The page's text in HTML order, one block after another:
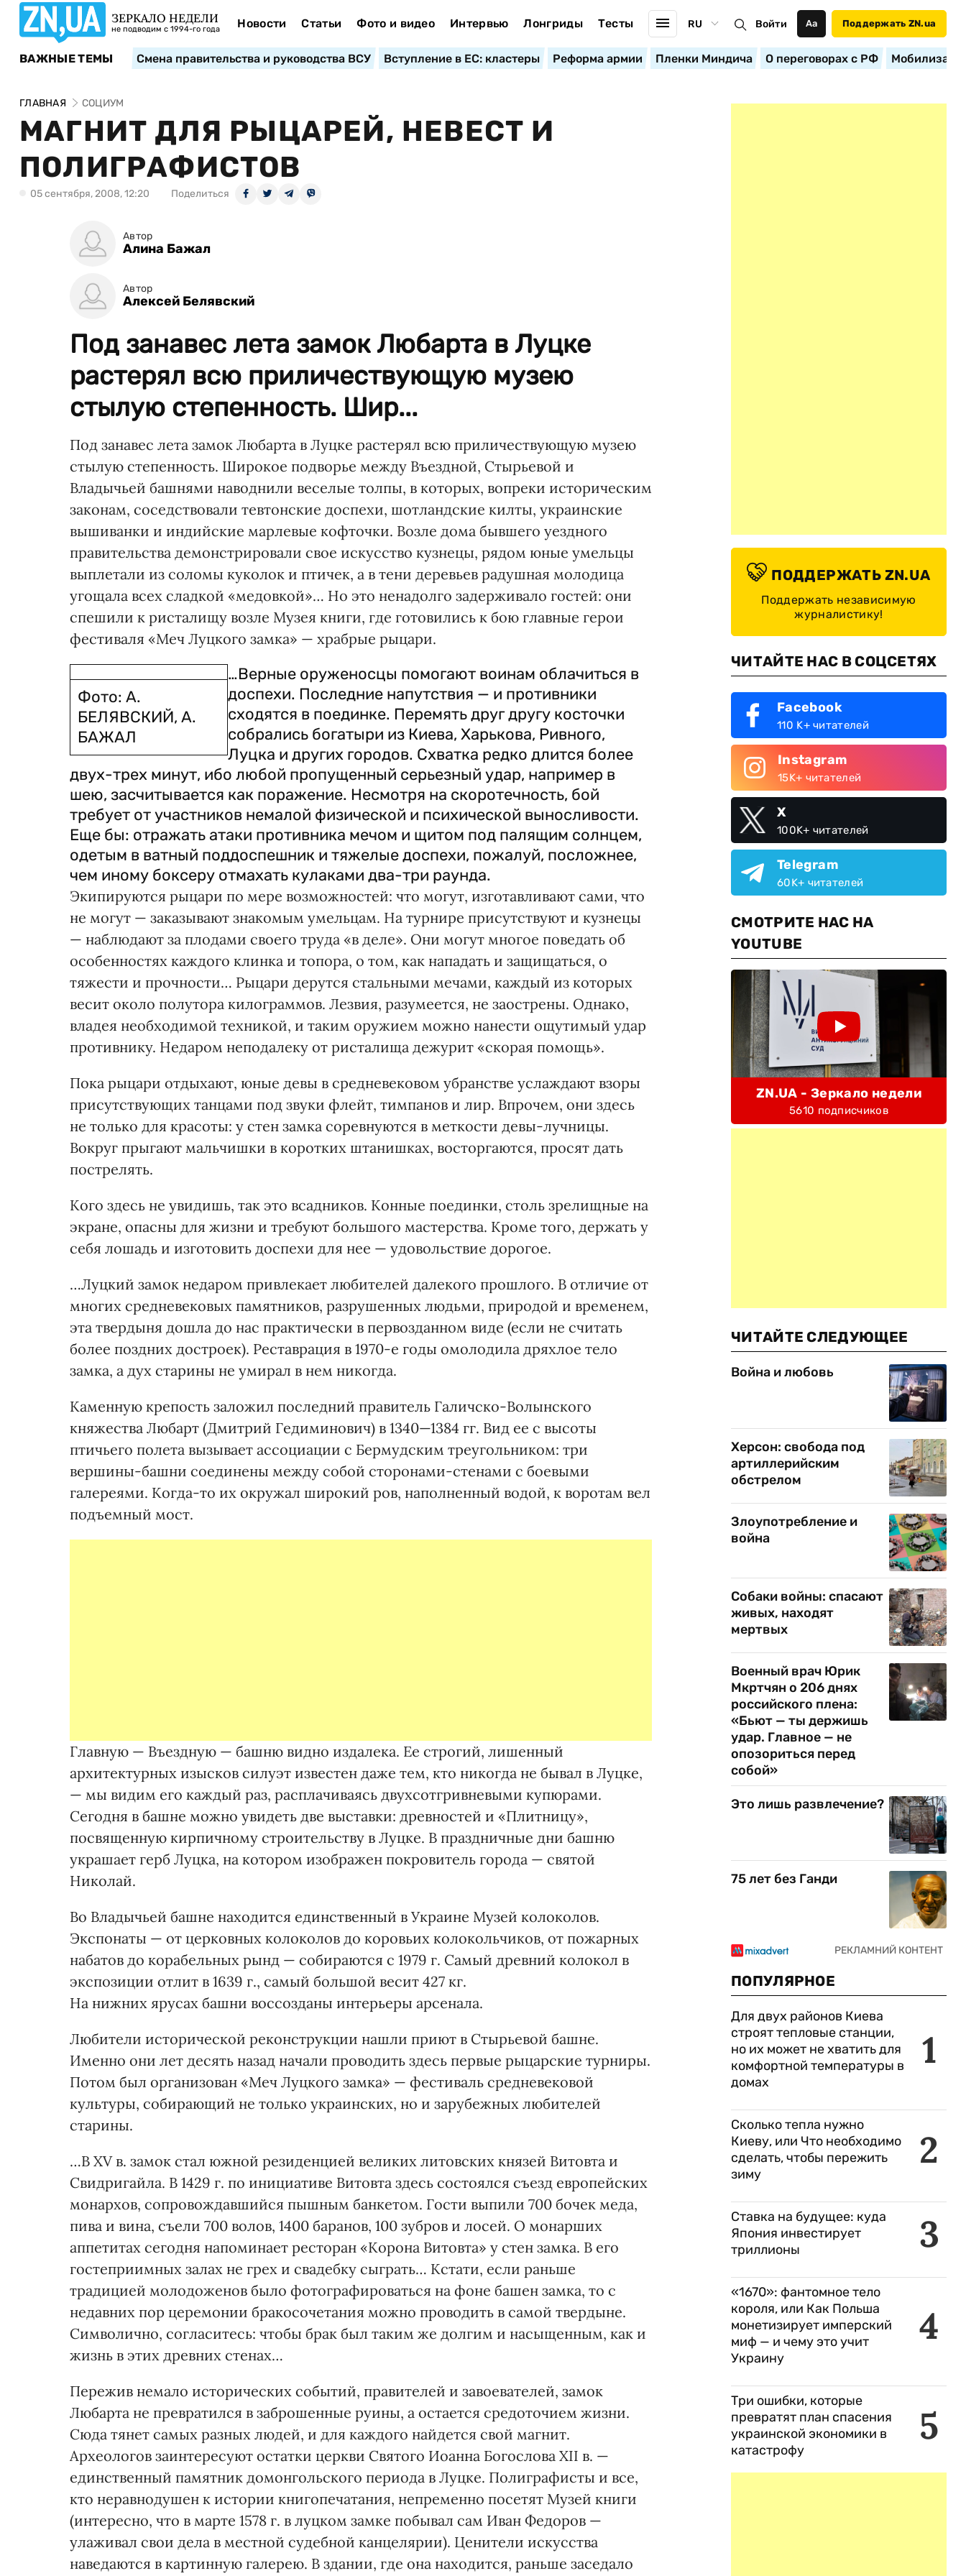
ЗЕРКАЛО НЕДЕЛИ
не подводим с 1994-го года Новости Статьи Фото и видео Интервью Лонгриды Тесты RU Войти Аа Поддержать ZN.ua
ВАЖНЫЕ ТЕМЫ Смена правительства и руководства ВСУ Вступление в ЕС: кластеры Реформа армии Пленки Миндича О переговорах с РФ
ГЛАВНАЯ СОЦИУМ
МАГНИТ ДЛЯ РЫЦАРЕЙ, НЕВЕСТ И
ПОЛИГРАФИСТОВ
05 сентября, 2008, 12:20 Поделиться
Автор
Алина Бажал
Автор
Алексей Белявский
Под занавес лета замок Любарта в Луцке
растерял всю приличествующую музею
стылую степенность. Шир...
Под занавес лета замок Любарта в Луцке растерял всю приличествующую музею
стылую степенность. Широкое подворье между Въездной, Стырьевой и
Владычьей башнями наводнили веселые толпы, в которых, вопреки историческим
законам, соседствовали тевтонские доспехи, шотландские килты, украинские
вышиванки и индийские марлевые кофточки. Возле дома бывшего уездного
правительства демонстрировали свое искусство кузнецы, рядом юные умельцы
выплетали из соломы куколок и птичек, а в тени деревьев радушная молодица
угощала всех сладкой «медовкой»… Но это ненадолго задерживало гостей: они
спешили к ристалищу возле Музея книги, где готовились к бою главные герои
фестиваля «Меч Луцкого замка» — храбрые рыцари.
Фото: А.
БЕЛЯВСКИЙ, А.
БАЖАЛ
…Верные оруженосцы помогают воинам облачиться в
доспехи. Последние напутствия — и противники
сходятся в поединке. Перемять друг другу косточки
собрались богатыри из Киева, Харькова, Ривного,
Луцка и других городов. Схватка редко длится более
двух-трех минут, ибо любой пропущенный серьезный удар, например в
шею, засчитывается как поражение. Несмотря на скоротечность, бой
требует от участников немалой физической и психической выносливости.
Еще бы: отражать атаки противника мечом и щитом под палящим солнцем,
одетым в ватный поддоспешник и тяжелые доспехи, пожалуй, посложнее,
чем иному боксеру отмахать кулаками два-три раунда.
Экипируются рыцари по мере возможностей: что могут, изготавливают сами, что
не могут — заказывают знакомым умельцам. На турнире присутствуют и кузнецы
— наблюдают за плодами своего труда «в деле». Они могут многое поведать об
особенностях каждого клинка и топора, о том, как нападать и защищаться, о
тяжести и прочности… Рыцари дерутся стальными мечами, каждый из которых
весит около полутора килограммов. Лезвия, разумеется, не заострены. Однако,
владея необходимой техникой, и таким оружием можно нанести ощутимый удар
противнику. Недаром неподалеку от ристалища дежурит «скорая помощь».
Пока рыцари отдыхают, юные девы в средневековом убранстве услаждают взоры
присутствующих танцами под звуки флейт, тимпанов и лир. Впрочем, они здесь
не только для красоты: у стен замка соревнуются в меткости девы-лучницы.
Вокруг прыгают мальчишки в коротких штанишках, восторгаются, просят дать
пострелять.
Кого здесь не увидишь, так это всадников. Конные поединки, столь зрелищные на
экране, опасны для жизни и требуют большого мастерства. Кроме того, дер­жать у
себя лошадь и изготовить доспехи для нее — удовольствие дорогое.
…Луцкий замок недаром привлекает любителей далекого прошлого. В отличие от
многих средневековых памятников, разрушенных людьми, природой и временем,
эта твердыня дошла до нас практически в первозданном виде (если не считать
более поздних достроек). Реставрация в 1970-е годы омолодила дряхлое тело
замка, а дух старины не умирал в нем никогда.
Каменную крепость заложил последний правитель Галичско-Волынского
княжества Любарт (Дмитрий Гедиминович) в 1340—1384 гг. Вид ее с высоты
птичьего полета вызывает ассоциации с Бермудским треугольником: три
вершины-башни соединены между собой сторонами-стенами с боевыми
галереями. Когда-то их окружал широкий ров, наполненный водой, к воротам вел
подъемный мост.
Главную — Въездную — башню видно издалека. Ее строгий, лишенный
архитектурных изысков силуэт известен даже тем, кто никогда не бывал в Луцке,
— мы видим его каждый раз, расплачиваясь двухсотгривневыми купюрами.
Сегодня в башне можно увидеть две выставки: древностей и «Плитницу»,
посвященную кирпичному строительству в Луцке. В праздничные дни башню
украшает герб Луцка, на котором изображен покровитель города — святой
Николай.
Во Владычьей башне находится единственный в Украине Музей колоколов.
Экспонаты — от церковных колоколов до коровьих колокольчиков, от пожарных
набатов до корабельных рынд — собираются с 1979 г. Самый древний колокол в
экспозиции отлит в 1639 г., самый большой весит 427 кг.
На нижних ярусах башни воссозданы интерьеры арсенала.
Любители исторической реконструкции нашли приют в Стырьевой башне.
Именно они лет десять назад начали проводить здесь первые рыцарские турниры.
Потом был организован «Меч Луцкого замка» — фестиваль средневековой
культуры, собирающий не только украинских, но и зарубежных любителей
старины.
…В XV в. замок стал южной резиденцией великих литовских князей Витовта и
Свидригайла. В 1429 г. по инициативе Витовта здесь состоялся съезд европейских
монархов, сопровождавшийся пышным банкетом. Гости выпили 700 бочек меда,
пива и вина, съели 700 волов, 1400 баранов, 100 зубров и лосей. О монарших
аппетитах сегодня напоминает ресторан «Корона Витовта» у стен замка. В его
гостеприимных залах не грех и свадебку сыграть… Кстати, если раньше
традицией молодоженов было фотографироваться на фоне башен замка, то с
недавних пор церемонии бракосочетания можно проводить в самой твердыне.
Символично, согласитесь: чтобы брак был таким же долгим и насыщенным, как и
жизнь в этих древних стенах…
Пережив немало исторических событий, правителей и завоевателей, замок
Любарта не превратился в заброшенные руины, а остается средоточием жизни.
Сюда тянет самых разных людей, и для каждого найдется свой магнит.
Археологов заинтересуют остатки церкви Святого Иоанна Богослова ХІІ в. —
единственный памятник домонгольского периода в Луцке. Полиграфисты и все,
кто неравнодушен к истории книгопечатания, непременно посетят Музей книги
(интересно, что в марте 1578 г. в луцком замке побывал сам Иван Федоров —
улаживал свои дела в местной судебной канцелярии). Ценители искусства
наведаются в картинную галерею. В здании, где она находится, раньше заседало
ПОДДЕРЖАТЬ ZN.UA
Поддержать независимую
журналистику!
ЧИТАЙТЕ НАС В СОЦСЕТЯХ
Facebook
110 K+ читателей
Instagram
15K+ читателей
X
100K+ читателей
Telegram
60K+ читателей
СМОТРИТЕ НАС НА
YOUTUBE
ZN.UA - Зеркало недели
5610 подписчиков
ЧИТАЙТЕ СЛЕДУЮЩЕЕ
Война и любовь
Херсон: свобода под
артиллерийским
обстрелом
Злоупотребление и
война
Собаки войны: спасают
живых, находят
мертвых
Военный врач Юрик
Мкртчян о 206 днях
российского плена:
«Бьют — ты держишь
удар. Главное — не
опозориться перед
собой»
Это лишь развлечение?
75 лет без Ганди
ПОПУЛЯРНОЕ
1
Для двух районов Киева
строят тепловые станции,
но их может не хватить для
комфортной температуры в
домах
2
Сколько тепла нужно
Киеву, или Что необходимо
сделать, чтобы пережить
зиму
3
Ставка на будущее: куда
Япония инвестирует
триллионы
4
«1670»: фантомное тело
короля, или Как Польша
монетизирует имперский
миф — и чему это учит
Украину
5
Три ошибки, которые
превратят план спасения
украинской экономики в
катастрофу